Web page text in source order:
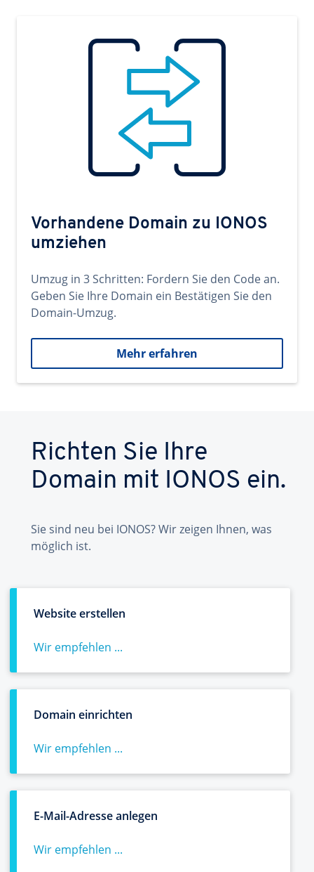
Vorhandene Domain zu IONOS
umziehen
Umzug in 3 Schritten: Fordern Sie den Code an.
Geben Sie Ihre Domain ein Bestätigen Sie den
Domain-Umzug.
Mehr erfahren
Richten Sie Ihre
Domain mit IONOS ein.
Sie sind neu bei IONOS? Wir zeigen Ihnen, was
möglich ist.
Website erstellen
Wir empfehlen ...
Domain einrichten
Wir empfehlen ...
E-Mail-Adresse anlegen
Wir empfehlen ...